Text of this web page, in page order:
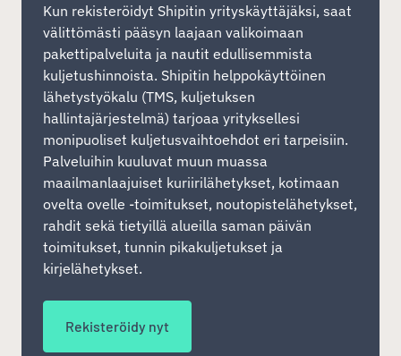
Kun rekisteröidyt Shipitin yrityskäyttäjäksi, saat
välittömästi pääsyn laajaan valikoimaan
pakettipalveluita ja nautit edullisemmista
kuljetushinnoista. Shipitin helppokäyttöinen
lähetystyökalu (TMS, kuljetuksen
hallintajärjestelmä) tarjoaa yrityksellesi
monipuoliset kuljetusvaihtoehdot eri tarpeisiin.
Palveluihin kuuluvat muun muassa
maailmanlaajuiset kuriirilähetykset, kotimaan
ovelta ovelle -toimitukset, noutopistelähetykset,
rahdit sekä tietyillä alueilla saman päivän
toimitukset, tunnin pikakuljetukset ja
kirjelähetykset.
Rekisteröidy nyt